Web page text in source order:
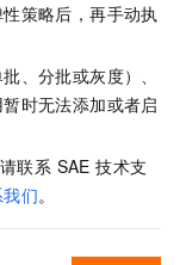
策略后，再手动执
、分批或灰度）、
时无法添加或者启
联系 SAE 技术支
们。